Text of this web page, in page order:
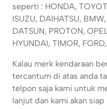
seperti : HONDA,
ISUZU, DAIHATSU,
DATSUN, PROTON,
HYUNDAI, TIMOR,
Kalau merk kendaraan
tercantum di atas anda
telpon saja kami untuk
lanjut dan kami akan